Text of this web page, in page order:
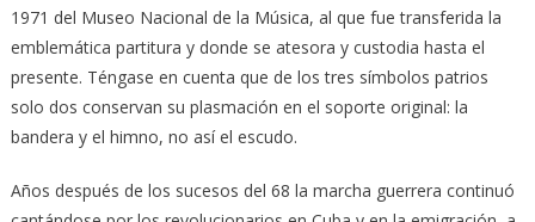
1971 del Museo Nacional de la Música, al que fue transferida la
emblemática partitura y donde se atesora y custodia hasta el
presente. Téngase en cuenta que de los tres símbolos patrios
solo dos conservan su plasmación en el soporte original: la
bandera y el himno, no así el escudo.
Años después de los sucesos del 68 la marcha guerrera continuó